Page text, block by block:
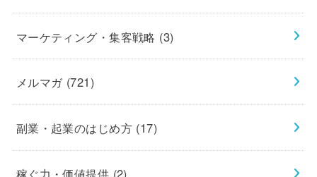
マーケティング・集客戦略 (3)
メルマガ (721)
副業・起業のはじめ方 (17)
稼ぐ力・価値提供 (2)